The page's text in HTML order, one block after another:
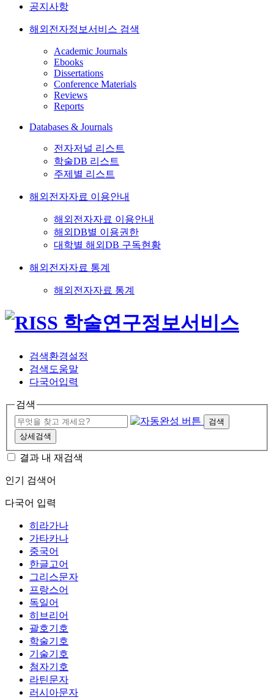
공지사항
해외전자정보서비스 검색
Academic Journals
Ebooks
Dissertations
Conference Materials
Reviews
Reports
Databases & Journals
전자저널 리스트
학술DB 리스트
주제별 리스트
해외전자자료 이용안내
해외전자자료 이용안내
해외DB별 이용권한
대학별 해외DB 구독현황
해외전자자료 통계
해외전자자료 통계
검색환경설정
검색도움말
다국어입력
검색
검색
상세검색
결과 내 재검색
인기 검색어
다국어 입력
히라가나
가타카나
중국어
한글고어
그리스문자
프랑스어
독일어
히브리어
괄호기호
학술기호
기술기호
첨자기호
라틴문자
러시아문자